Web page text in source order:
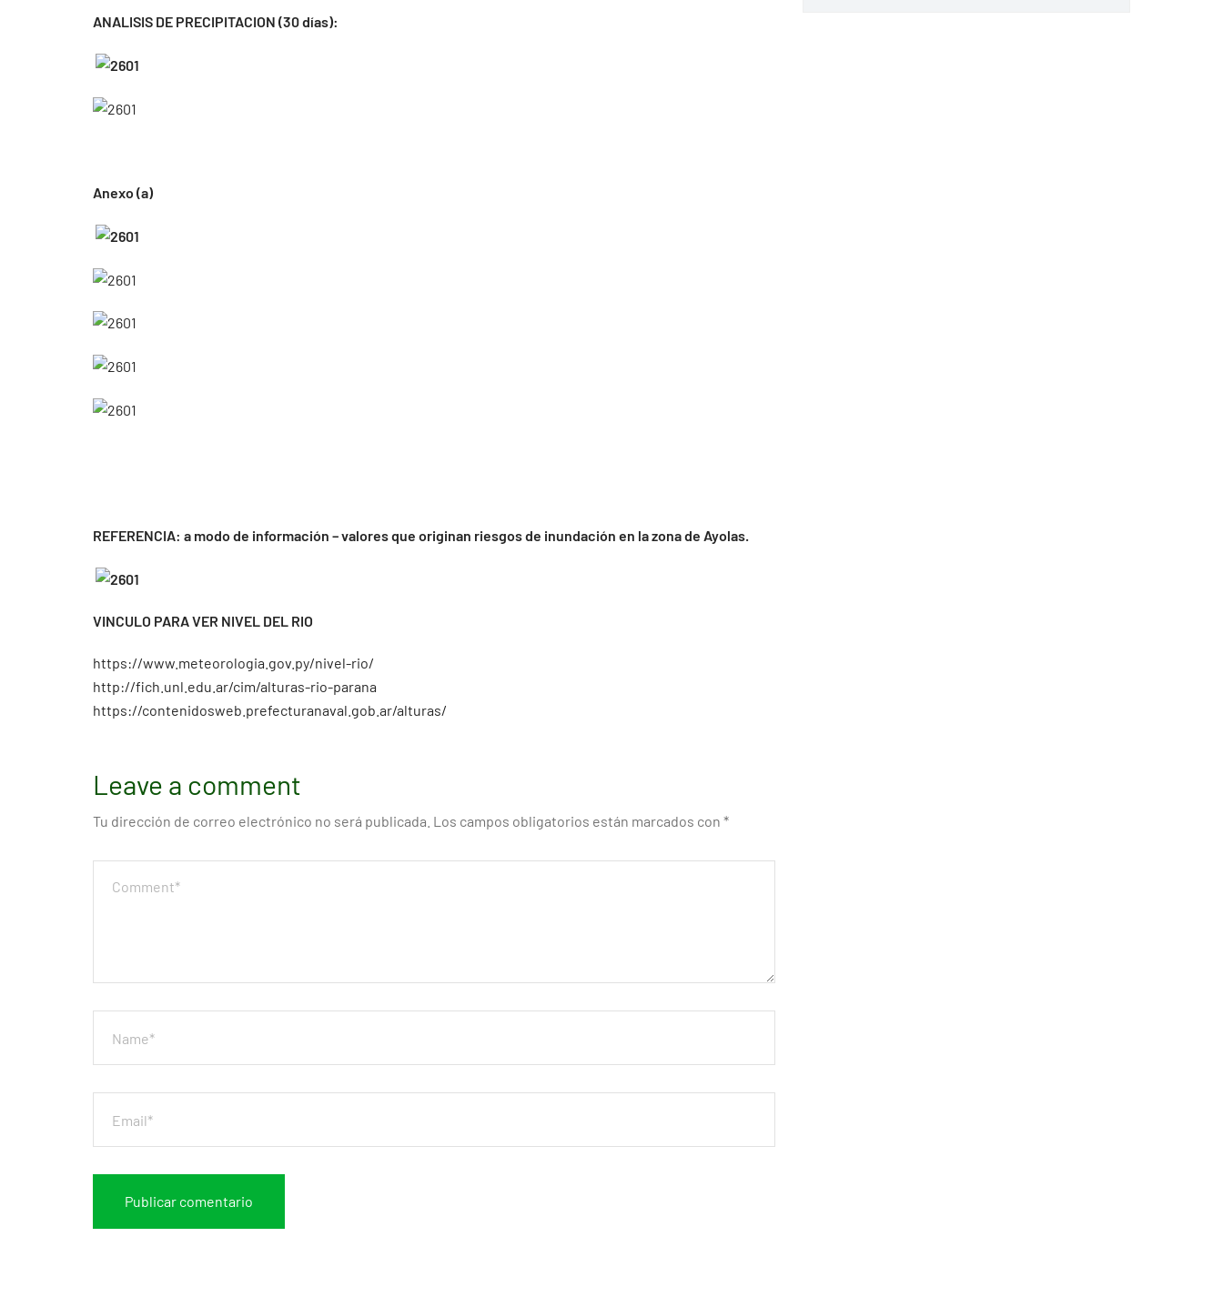
ANALISIS DE PRECIPITACION (30 días):
Anexo (a)
REFERENCIA: a modo de información – valores que originan riesgos de inundación en la zona de Ayolas.
VINCULO PARA VER NIVEL DEL RIO
https://www.meteorologia.gov.py/nivel-rio/
http://fich.unl.edu.ar/cim/alturas-rio-parana
https://contenidosweb.prefecturanaval.gob.ar/alturas/
Leave a comment
Tu dirección de correo electrónico no será publicada. Los campos obligatorios están marcados con *